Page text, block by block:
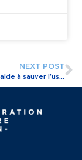
NEXT POST
HOPA Ports aide à sauver l’usine de biodiesel Biox de Hamilton